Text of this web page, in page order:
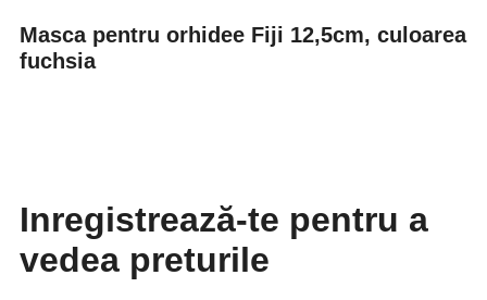
Masca pentru orhidee Fiji 12,5cm, culoarea
fuchsia
Inregistrează-te pentru a
vedea preturile